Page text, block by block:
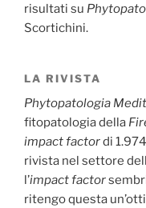
risultati su
Scortichini.
LA RIVISTA
Phytopatologia
fitopatologia della
impact factordi
rivista nel settore
l’impact factor
ritengo questa